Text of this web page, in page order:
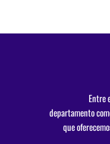
Entre
departamento
que